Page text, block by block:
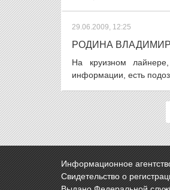
29.06.2009, 12:25
РОДИНА
На круизном
информации, есть
Информационное
Свидетельство о